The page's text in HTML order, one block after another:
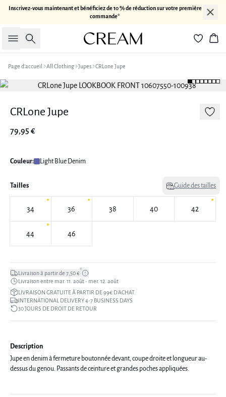
Inscrivez-vous maintenant et bénéficiez de 10 % de réduction sur votre première
commande*
Rechercher
Page d’accueil All Clothing Jupes CRLone Jupe
CRLone Jupe
79,95 €
Couleur: Light Blue Denim
Tailles Guide des tailles
34 36 38 40 42
44 46
Livraison à partir de 7,50 €*
Livraison entre mar. 11. août - mer. 12. août
LIVRAISON GRATUITE À PARTIR DE 99€ D’ACHAT.
INTERNATIONAL DELIVERY 4-7 BUSINESS DAYS
30 JOURS DE DROIT DE RETOUR
Description
Jupe en denim à fermeture boutonnée devant, coupe droite et longueur au-
dessus du genou. Passants de ceinture et grandes poches appliquées.